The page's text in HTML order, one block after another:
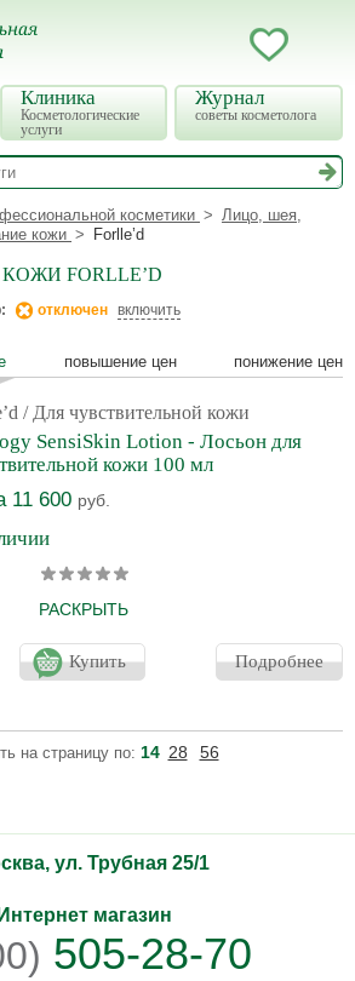
Клиника
Косметологические
услуги
Журнал
советы косметолога
косметики
Лицо, шея,
кожи Forlle’d
FORLLE’D
отключен включить
повышение цен понижение цен
/ Для чувствительной кожи
SensiSkin Lotion - Лосьон для
кожи 100 мл
11 600 руб.
РАСКРЫТЬ
идеально подходящий для
уменьшает воспаление за счет
провоспалительных цитокинов,
куперозом, экземой, псориазом
ремиссии, а также для
Купить Подробнее
на страницу по: 14 28 56
ул. Трубная 25/1
Интернет магазин
505-28-70